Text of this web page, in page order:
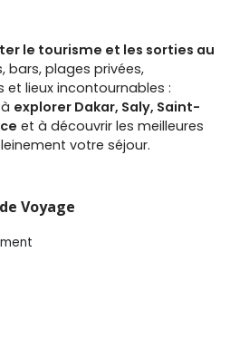
le tourisme et les sorties au
bars, plages privées,
lieux incontournables :
explorer Dakar, Saly, Saint-
et à découvrir les meilleures
votre séjour.
Voyage